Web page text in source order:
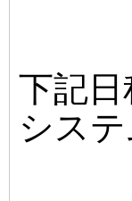
下記日
シス